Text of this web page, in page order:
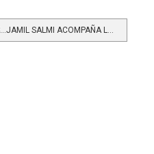
LEER MÁS…JAMIL SALMI ACOMPAÑA LA HOJA DE RUTA DE LA IU DIGITAL DE ANTIOQUIA HACIA 2050